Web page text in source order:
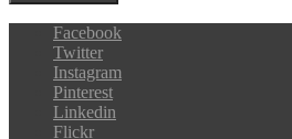
Facebook
Twitter
Instagram
Pinterest
Linkedin
Flickr